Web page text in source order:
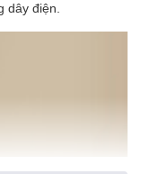
dây điện.